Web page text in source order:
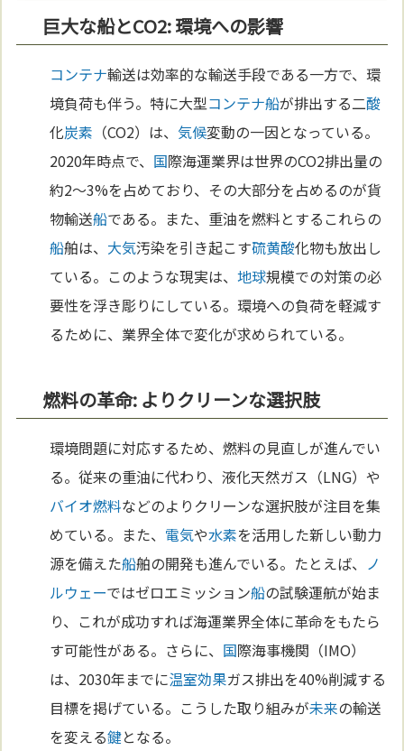
巨大な船とCO2: 環境への影響
コンテナ輸送は効率的な輸送手段である一方で、環
境負荷も伴う。特に大型コンテナ船が排出する二酸
化炭素 （CO2）は、気候変動の一因となっている。
2020年時点で、 国際海運業界は世界のCO2排出量の
約2～3%を占めており、その大部分を占めるのが貨
物輸送船である。また、重油を燃料とするこれらの
船舶は、 大気汚染を引き起こす硫黄酸化物も放出し
ている。このような現実は、地球規模での対策の必
要性を浮き彫りにしている。環境への負荷を軽減す
るために、業界全体で変化が求められている。
燃料の革命: よりクリーンな選択肢
環境問題に対応するため、燃料の見直しが進んでい
る。従来の重油に代わり、液化天然ガス（LNG）や
バイオ燃料などのよりクリーンな選択肢が注目を集
めている。また、 電気や水素を活用した新しい動力
源を備えた船舶の開発も進んでいる。たとえば、 ノ
ルウェーではゼロエミッション船の試験運航が始ま
り、これが成功すれば海運業界全体に革命をもたら
す可能性がある。さらに、 国際海事機関（IMO）
は、2030年までに温室効果ガス排出を40%削減する
目標を掲げている。こうした取り組みが未来の輸送
を変える鍵となる。